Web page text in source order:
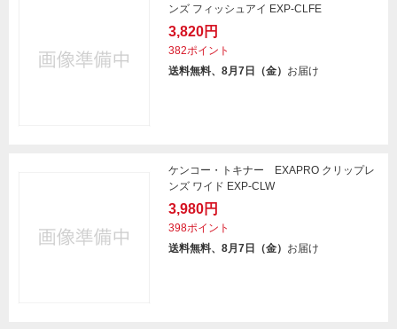
ンズ フィッシュアイ EXP-CLFE
3,820円
382ポイント
送料無料、8月7日（金） お届け
ケンコー・トキナー EXAPRO クリップレ
ンズ ワイド EXP-CLW
3,980円
398ポイント
送料無料、8月7日（金） お届け